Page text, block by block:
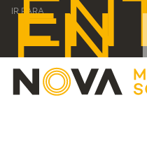
IR PARA...
EN